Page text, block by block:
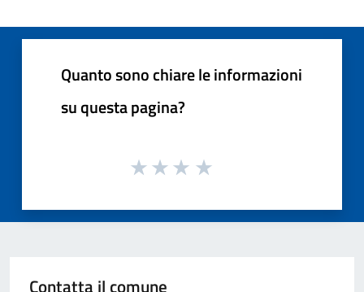
Quanto sono chiare le informazioni
su questa pagina?
Contatta il comune